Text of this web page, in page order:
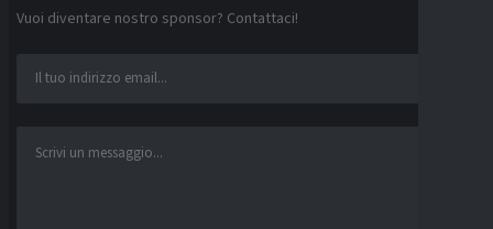
Vuoi diventare nostro sponsor? Contattaci!